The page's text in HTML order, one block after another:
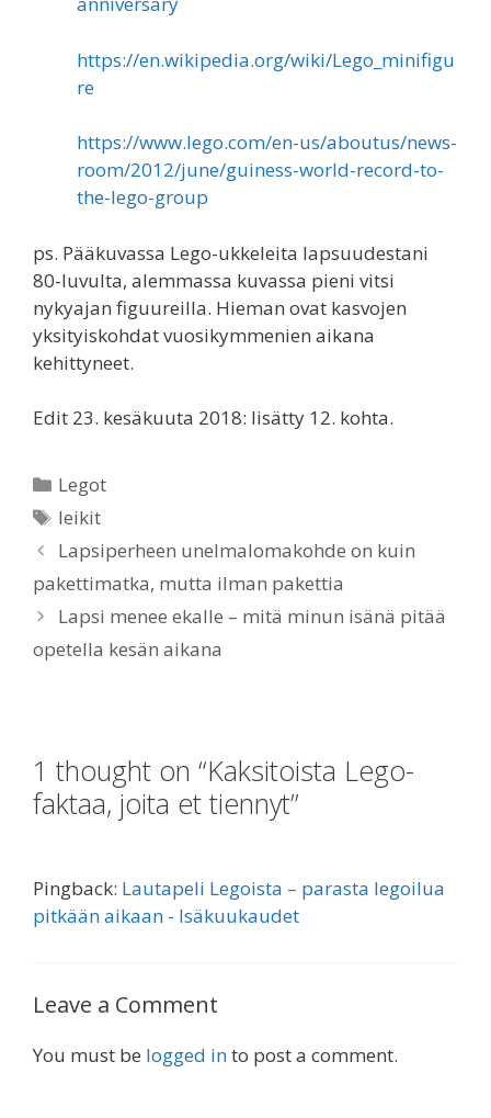
https://en.wikipedia.org/wiki/Lego_minifigu
re
https://www.lego.com/en-us/aboutus/news-
room/2012/june/guiness-world-record-to-
the-lego-group
ps. Pääkuvassa Lego-ukkeleita lapsuudestani
80-luvulta, alemmassa kuvassa pieni vitsi
nykyajan figuureilla. Hieman ovat kasvojen
yksityiskohdat vuosikymmenien aikana
kehittyneet.
Edit 23. kesäkuuta 2018: lisätty 12. kohta.
Categories
Legot
Tags
leikit
Lapsiperheen unelmalomakohde on kuin
pakettimatka, mutta ilman pakettia
Lapsi menee ekalle – mitä minun isänä pitää
opetella kesän aikana
1 thought on “Kaksitoista Lego-
faktaa, joita et tiennyt”
Pingback: Lautapeli Legoista – parasta legoilua
pitkään aikaan - Isäkuukaudet
Leave a Comment
You must be logged into post a comment.